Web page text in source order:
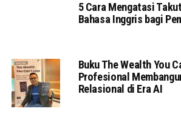
5 Cara Mengatasi
Bahasa Inggris bagi
Buku The Wealth You
Profesional
Relasional di Era AI